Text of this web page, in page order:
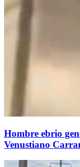
Hombre ebrio
Venustiano